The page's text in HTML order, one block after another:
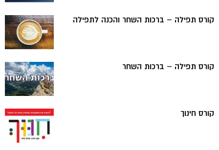
קורס תפילה – ברכות השחר והכנה לתפילה
קורס תפילה – ברכות השחר
קורס חינוך